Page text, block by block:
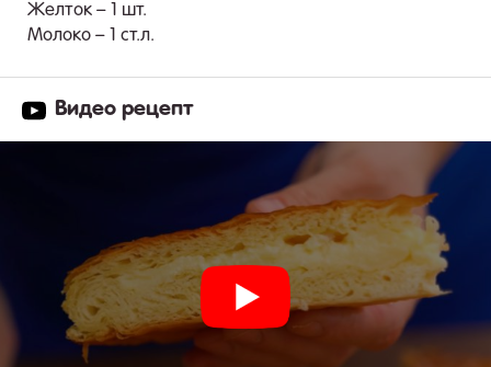
Желток – 1 шт.
Молоко – 1 ст.л.
Видео рецепт